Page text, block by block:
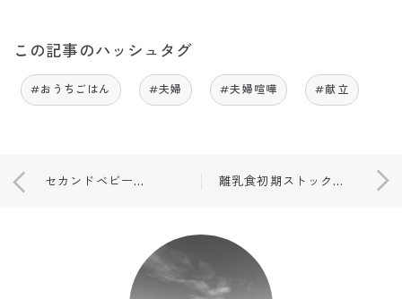
この記事のハッシュタグ
#おうちごはん #夫婦 #夫婦喧嘩 #献立
セカンドベビーカー👶🏻 離乳食初期ストック👶🏻